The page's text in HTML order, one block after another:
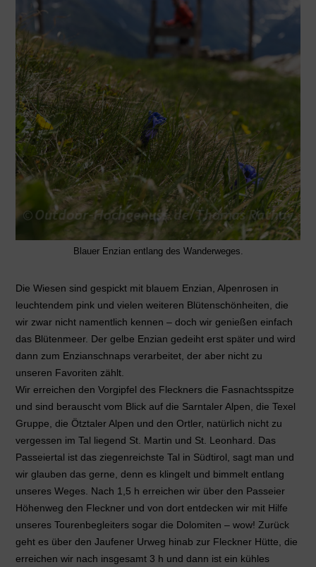
Blauer Enzian entlang des Wanderweges.
Die Wiesen sind gespickt mit blauem Enzian, Alpenrosen in
leuchtendem pink und vielen weiteren Blütenschönheiten, die
wir zwar nicht namentlich kennen – doch wir genießen einfach
das Blütenmeer. Der gelbe Enzian gedeiht erst später und wird
dann zum Enzianschnaps verarbeitet, der aber nicht zu
unseren Favoriten zählt.
Wir erreichen den Vorgipfel des Fleckners die Fasnachtsspitze
und sind berauscht vom Blick auf die Sarntaler Alpen, die Texel
Gruppe, die Ötztaler Alpen und den Ortler, natürlich nicht zu
vergessen im Tal liegend St. Martin und St. Leonhard. Das
Passeiertal ist das ziegenreichste Tal in Südtirol, sagt man und
wir glauben das gerne, denn es klingelt und bimmelt entlang
unseres Weges. Nach 1,5 h erreichen wir über den Passeier
Höhenweg den Fleckner und von dort entdecken wir mit Hilfe
unseres Tourenbegleiters sogar die Dolomiten – wow! Zurück
geht es über den Jaufener Urweg hinab zur Fleckner Hütte, die
erreichen wir nach insgesamt 3 h und dann ist ein kühles